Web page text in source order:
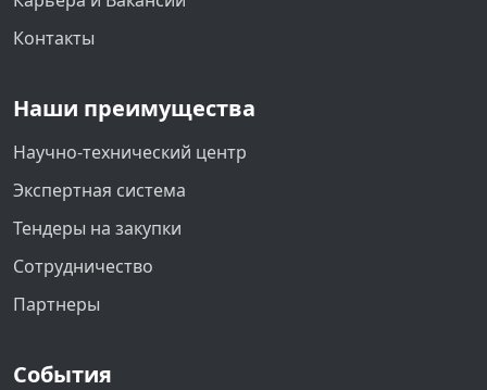
Контакты
Наши преимущества
Научно-технический центр
Экспертная система
Тендеры на закупки
Сотрудничество
Партнеры
События